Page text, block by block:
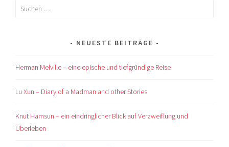
Suchen
NEUESTE BEITRÄGE
Herman Melville – eine epische und tiefgründige Reise
Lu Xun – Diary of a Madman and other Stories
Knut Hamsun – ein eindringlicher Blick auf Verzweiflung und
Überleben